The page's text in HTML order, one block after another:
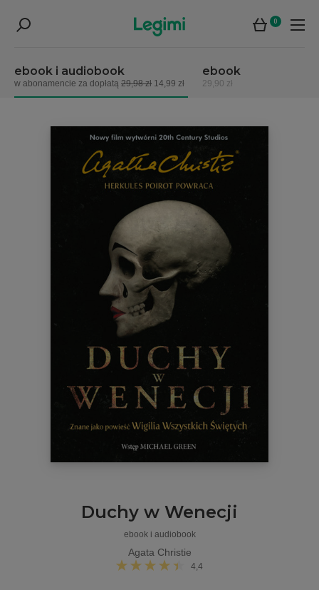
0
ebook i audiobook
w abonamencie za dopłatą 29,98 zł 14,99 zł
ebook
29,90 zł
Duchy w Wenecji
ebook i audiobook
Agata Christie
4,4